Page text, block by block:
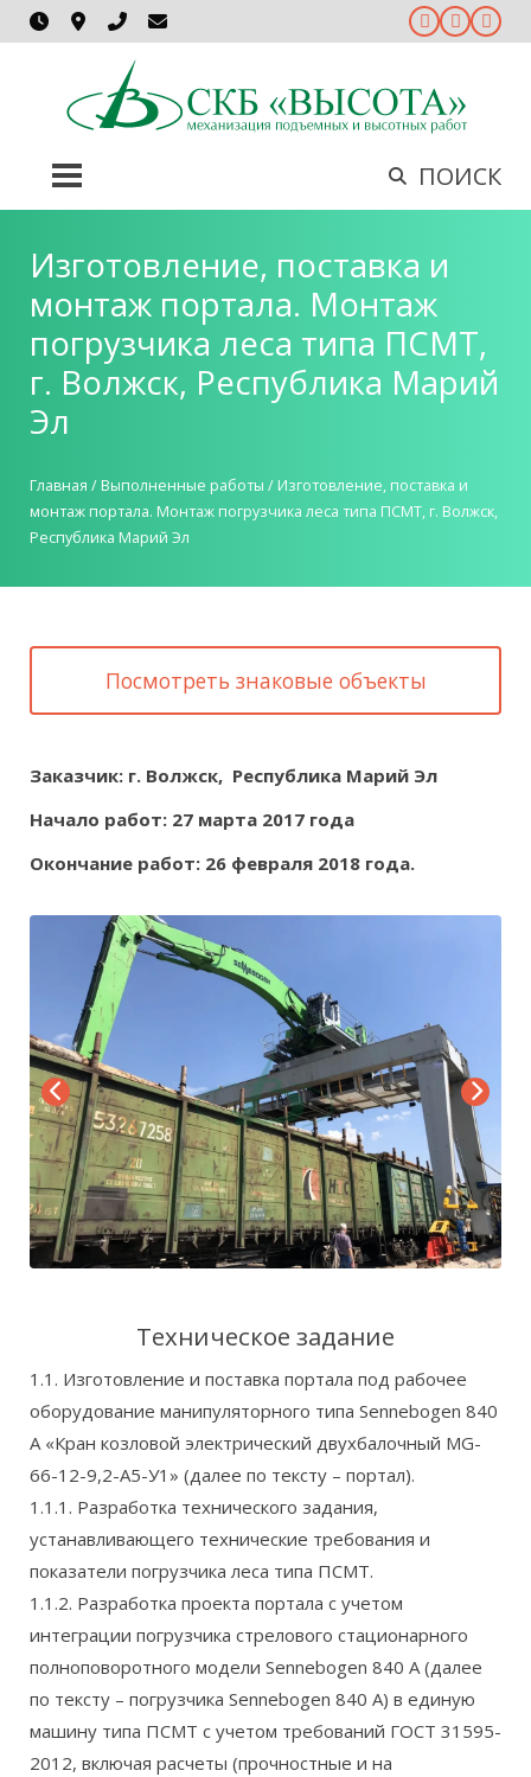
ПОИСК
Изготовление, поставка и
монтаж портала. Монтаж
погрузчика леса типа ПСМТ,
г. Волжск, Республика Марий
Эл
Главная / Выполненные работы / Изготовление, поставка и
монтаж портала. Монтаж погрузчика леса типа ПСМТ, г. Волжск,
Республика Марий Эл
Посмотреть знаковые объекты
Заказчик: г. Волжск, Республика Марий Эл
Начало работ: 27 марта 2017 года
Окончание работ: 26 февраля 2018 года.
Техническое задание
1.1. Изготовление и поставка портала под рабочее
оборудование манипуляторного типа Sennebogen 840
А «Кран козловой электрический двухбалочный MG-
66-12-9,2-A5-У1» (далее по тексту – портал).
1.1.1. Разработка технического задания,
устанавливающего технические требования и
показатели погрузчика леса типа ПСМТ.
1.1.2. Разработка проекта портала с учетом
интеграции погрузчика стрелового стационарного
полноповоротного модели Sennebogen 840 А (далее
по тексту – погрузчика Sennebogen 840 А) в единую
машину типа ПСМТ с учетом требований ГОСТ 31595-
2012, включая расчеты (прочностные и на